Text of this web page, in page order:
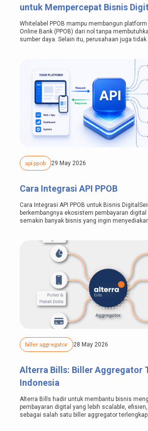
untuk Mempercepat Bisnis
Whitelabel PPOB mampu membangun
Online Bank (PPOB) dari nol tanpa
sumber daya. Selain itu, perusahaan juga tidak
api ppob 29 May 2026
Cara Integrasi API PPOB
Cara Integrasi API PPOB untuk Bisnis
berkembangnya ekosistem pembayaran
semakin banyak bisnis yang ingin
biller aggregator 28 May 2026
Alterra Bills: Biller Aggregator
Indonesia
Alterra Bills hadir untuk membantu bisnis
pembayaran digital yang lebih scalable,
sebagai salah satu biller aggregator